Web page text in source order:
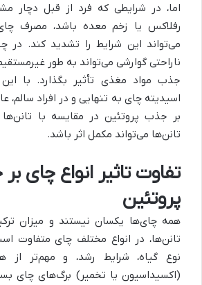
اما، در شرایطی که فرد از قبل دچار
رفلاکس یا زخم معده باشد، مصرف چای
می‌تواند این شرایط را تشدید کند. در
ناراحتی گوارشی می‌تواند به طور
جذب مواد مغذی تأثیر بگذارد. با
اسیدیته چای به تنهایی و در افراد سالم،
بر جذب پروتئین در مقایسه با تانن‌ها
تانن‌ها می‌تواند مکمل اثر باشد.
تفاوت تاثیر انواع چای
پروتئین
همه چای‌ها یکسان نیستند و میزان
تانن‌ها، در انواع مختلف چای متفاوت
نوع گیاه، شرایط رشد، و مهم‌تر از
(اکسیداسیون یا تخمیر) برگ‌های چای